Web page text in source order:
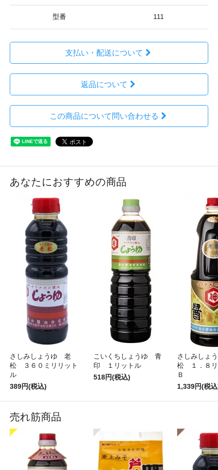
型番 111
支払い・配送について
返品について
この商品について問い合わせる
あなたにおすすめの商品
さしみしょうゆ 老
松 ３６０ミリリット
ル
389円(税込)
こいくちしょうゆ 青
印 １リットル
518円(税込)
さしみしょ
松 １．８リ
Ｂ
1,339円(税
売れ筋商品